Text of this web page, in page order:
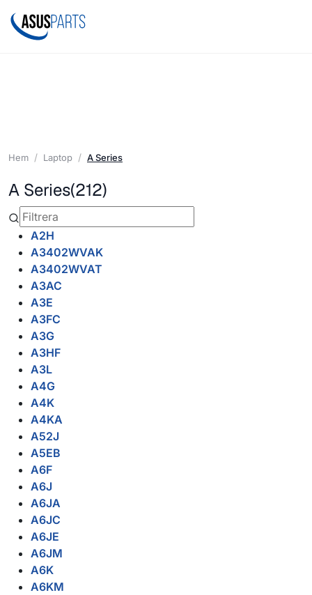
Hem Laptop A Series
A Series(212)
A2H
A3402WVAK
A3402WVAT
A3AC
A3E
A3FC
A3G
A3HF
A3L
A4G
A4K
A4KA
A52J
A5EB
A6F
A6J
A6JA
A6JC
A6JE
A6JM
A6K
A6KM